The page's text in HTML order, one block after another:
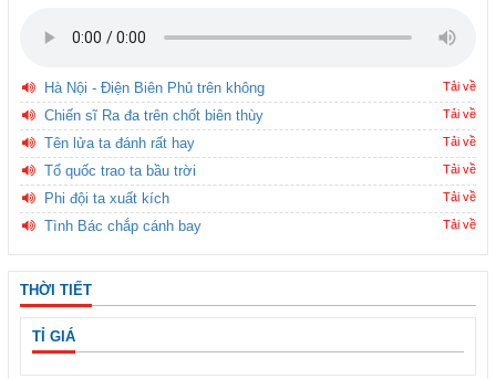
Hà Nội - Điện Biên Phủ trên không Tải về
Chiến sĩ Ra đa trên chốt biên thùy Tải về
Tên lửa ta đánh rất hay Tải về
Tổ quốc trao ta bầu trời Tải về
Phi đội ta xuất kích Tải về
Tình Bác chắp cánh bay Tải về
THỜI TIẾT
TỈ GIÁ